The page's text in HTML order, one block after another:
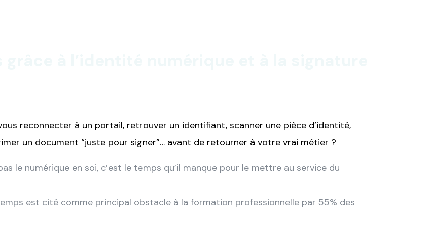
reconnecter à un portail, retrouver un identifiant, scanner une pièce d’identité,
un document “juste pour signer”… avant de retourner à votre vrai métier ?
le numérique en soi, c’est le temps qu’il manque pour le mettre au service du
est cité comme principal obstacle à la formation professionnelle par 55% des